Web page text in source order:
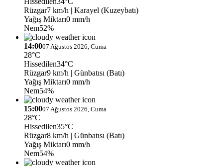
Rüzgar7 km/h | Karayel (Kuzeybatı)
Yağış Miktarı0 mm/h
Nem52%
14:0007 Ağustos 2026, Cuma
28°C
Hissedilen34°C
Rüzgar9 km/h | Günbatısı (Batı)
Yağış Miktarı0 mm/h
Nem54%
15:0007 Ağustos 2026, Cuma
28°C
Hissedilen35°C
Rüzgar8 km/h | Günbatısı (Batı)
Yağış Miktarı0 mm/h
Nem54%